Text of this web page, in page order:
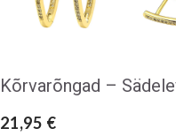
Kõrvarõngad –
21,95 €